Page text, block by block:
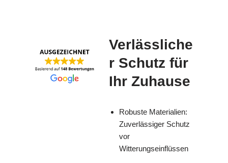
Verlässliche
r Schutz für
Ihr Zuhause
Robuste Materialien:
Zuverlässiger Schutz
vor
Witterungseinflüssen